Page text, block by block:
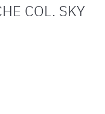
COL. SKY